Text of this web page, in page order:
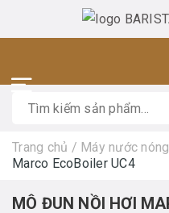
Trang chủ / Máy nước
Marco EcoBoiler UC4
MÔ ĐUN NỒI HƠI